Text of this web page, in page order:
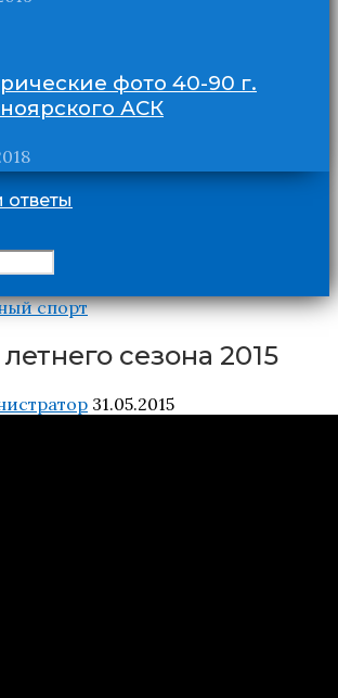
фото 40-90 г.
АСК
ответы
спорт
сезона 2015
31.05.2015